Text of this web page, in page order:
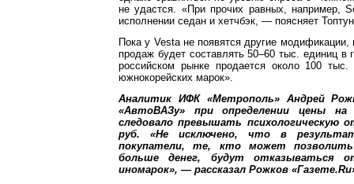
не удастся. «При прочих равных, например,
исполнении седан и хетчбэк, — поясняет
Пока у Vesta не появятся другие модификации,
продаж будет составлять 50–60 тыс. единиц
российском рынке продается около 100
южнокорейских марок».
Аналитик ИФК «Метрополь» Андрей
«АвтоВАЗу» при определении цены
следовало превышать психологическую
руб. «Не исключено, что в
покупатели, те, кто может
больше денег, будут отказываться
иномарок», — рассказал Рожков